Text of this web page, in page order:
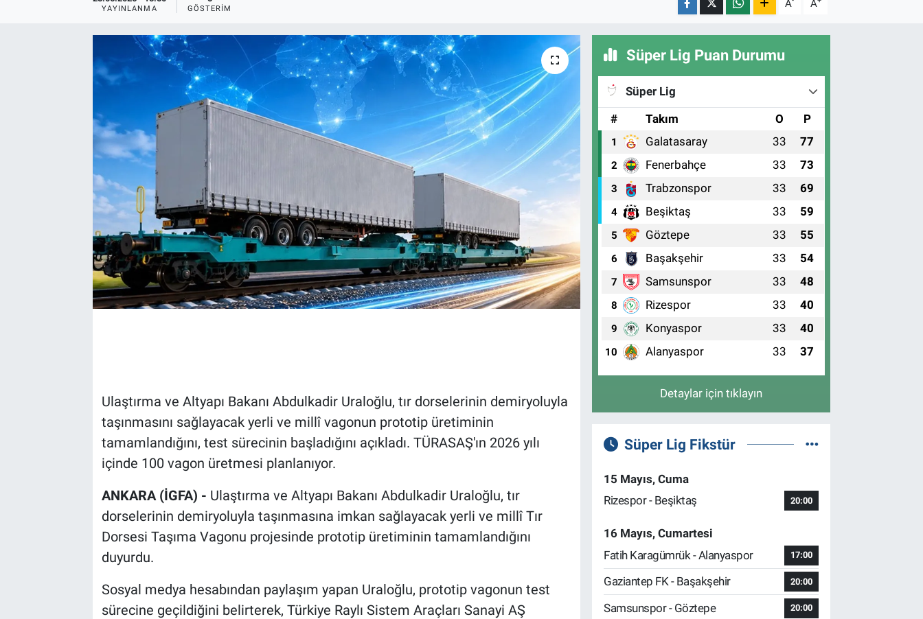
YAYINLANMA GÖSTERIM A A
Ulaştırma ve Altyapı Bakanı Abdulkadir Uraloğlu, tır dorselerinin demiryoluyla
taşınmasını sağlayacak yerli ve millî vagonun prototip üretiminin
tamamlandığını, test sürecinin başladığını açıkladı. TÜRASAŞ'ın 2026 yılı
içinde 100 vagon üretmesi planlanıyor.
ANKARA (İGFA) - Ulaştırma ve Altyapı Bakanı Abdulkadir Uraloğlu, tır
dorselerinin demiryoluyla taşınmasına imkan sağlayacak yerli ve millî Tır
Dorsesi Taşıma Vagonu projesinde prototip üretiminin tamamlandığını
duyurdu.
Sosyal medya hesabından paylaşım yapan Uraloğlu, prototip vagonun test
sürecine geçildiğini belirterek, Türkiye Raylı Sistem Araçları Sanayi AŞ
Süper Lig Puan Durumu
Süper Lig
#
Takım O P
1 Galatasaray 33 77
2 Fenerbahçe 33 73
3 Trabzonspor 33 69
4 Beşiktaş 33 59
5 Göztepe 33 55
6 Başakşehir 33 54
7 Samsunspor 33 48
8 Rizespor 33 40
9 Konyaspor 33 40
10 Alanyaspor 33 37
Detaylar için tıklayın
Süper Lig Fikstür
15 Mayıs, Cuma
Rizespor - Beşiktaş
20:00
16 Mayıs, Cumartesi
Fatih Karagümrük - Alanyaspor
17:00
Gaziantep FK - Başakşehir 20:00
Samsunspor - Göztepe 20:00